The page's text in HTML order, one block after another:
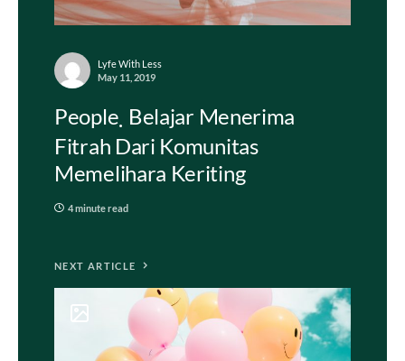
Lyfe With Less
May 11, 2019
People Belajar Menerima
Fitrah Dari Komunitas
Memelihara Keriting
4 minute read
NEXT ARTICLE